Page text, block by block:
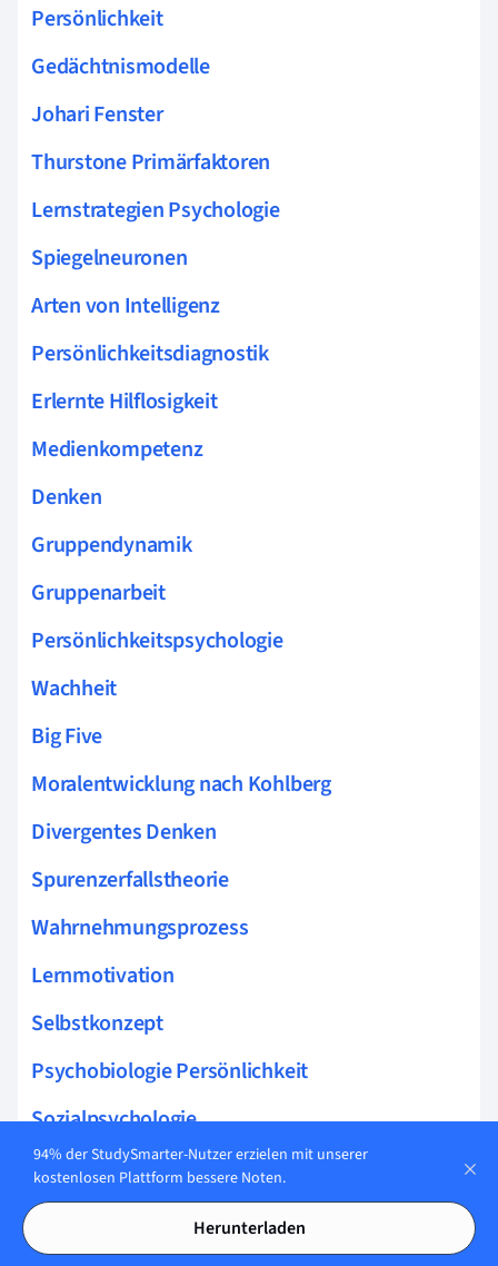
Persönlichkeit
Gedächtnismodelle
Johari Fenster
Thurstone Primärfaktoren
Lernstrategien Psychologie
Spiegelneuronen
Arten von Intelligenz
Persönlichkeitsdiagnostik
Erlernte Hilflosigkeit
Medienkompetenz
Denken
Gruppendynamik
Gruppenarbeit
Persönlichkeitspsychologie
Wachheit
Big Five
Moralentwicklung nach Kohlberg
Divergentes Denken
Spurenzerfallstheorie
Wahrnehmungsprozess
Lernmotivation
Selbstkonzept
Psychobiologie Persönlichkeit
Sozialpsychologie
Intelligenztheorien
Gedächtnistäuschung
94% der StudySmarter-Nutzer erzielen mit unserer
kostenlosen Plattform bessere Noten.
Herunterladen